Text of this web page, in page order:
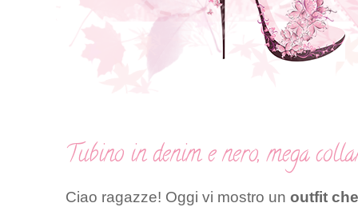
Tubino in denim e nero, mega
Ciao ragazze! Oggi vi mostro un outfit